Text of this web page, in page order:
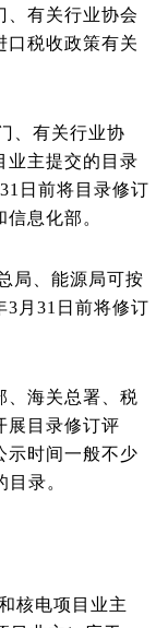
、有关行业协会
口税收政策有关
、有关行业协
业主提交的目录
31 日前将目录修订
息化部。
局、能源局可按
3 月31 日前将修订
、海关总署、税
展目录修订评
示时间一般不少
录。
核电项目业主